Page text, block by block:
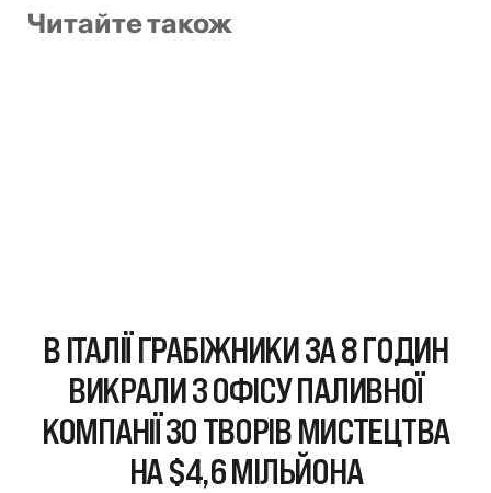
Читайте також
В ІТАЛІЇ ГРАБІЖНИКИ ЗА 8 ГОДИН
ВИКРАЛИ З ОФІСУ ПАЛИВНОЇ
КОМПАНІЇ 30 ТВОРІВ МИСТЕЦТВА
НА $4,6 МІЛЬЙОНА